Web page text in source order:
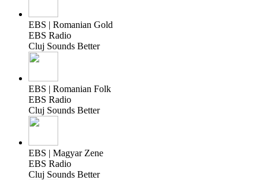
EBS | Romanian Gold
EBS Radio
Cluj Sounds Better
EBS | Romanian Folk
EBS Radio
Cluj Sounds Better
EBS | Magyar Zene
EBS Radio
Cluj Sounds Better